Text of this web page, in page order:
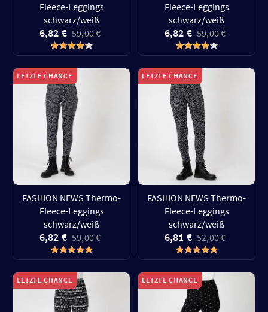
Fleece-Leggings
schwarz/weiß
6,82 € 59,00 €
Fleece-Leggings
schwarz/weiß
6,82 € 59,00 €
LETZTE CHANCE
FASHION NEWS Thermo-
Fleece-Leggings
schwarz/weiß
6,82 € 59,00 €
LETZTE CHANCE
FASHION NEWS Thermo-
Fleece-Leggings
schwarz/weiß
6,81 € 52,00 €
LETZTE CHANCE LETZTE CHANCE